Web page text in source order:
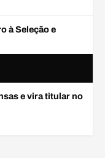
à Seleção e
e vira titular no